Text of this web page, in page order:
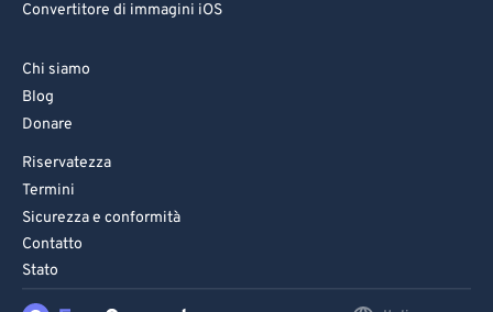
Convertitore di immagini iOS
Chi siamo
Blog
Donare
Riservatezza
Termini
Sicurezza e conformità
Contatto
Stato